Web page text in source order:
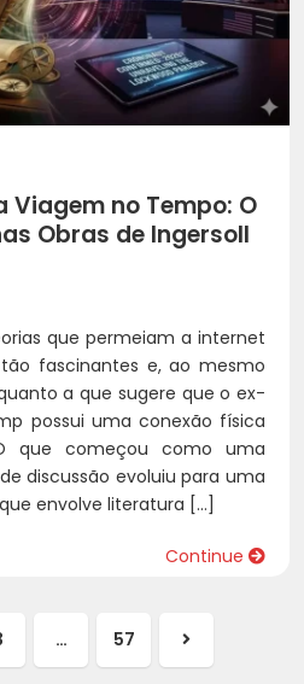
Viagem no Tempo: O
Obras de Ingersoll
que permeiam a internet
fascinantes e, ao mesmo
a que sugere que o ex-
possui uma conexão física
que começou como uma
discussão evoluiu para uma
envolve literatura […]
Continue
… 57